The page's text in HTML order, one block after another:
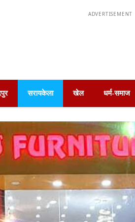
ADVERTISEMENT
सरायकेला खेल धर्म-समाज